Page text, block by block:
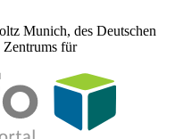
Munich, des Deutschen
Zentrums für